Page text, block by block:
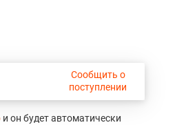
Сообщить о
поступлении
и он будет автоматически